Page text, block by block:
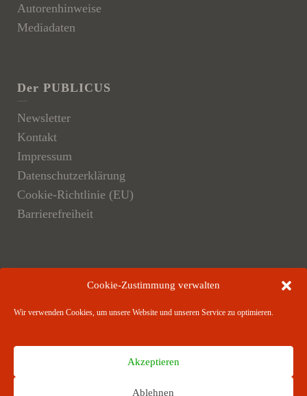
Cookie-Zustimmung verwalten
Wir verwenden Cookies, um unsere Website und unseren Service zu optimieren.
Akzeptieren
Ablehnen
Autorenhinweise
Mediadaten
Der PUBLICUS
Newsletter
Kontakt
Impressum
Datenschutzerklärung
Cookie-Richtlinie (EU)
Barrierefreiheit